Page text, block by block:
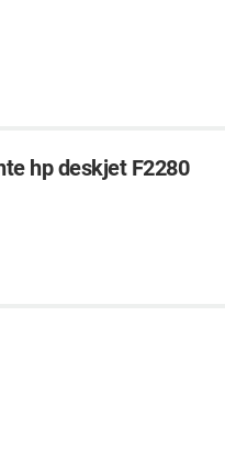
hp deskjet F2280